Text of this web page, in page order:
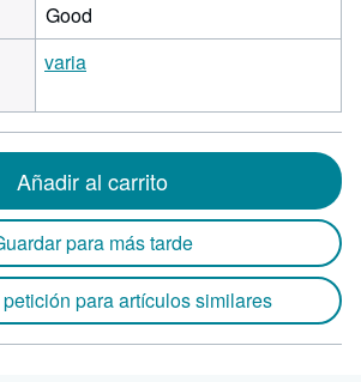
Good
varia
Añadir al carrito
para más tarde
para artículos similares